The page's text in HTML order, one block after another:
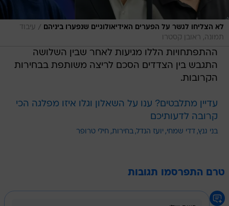
לא הצליחו לגשר על הפערים האידיאולוגיים שנפערו ביניהם / עיבוד
תמונה, ראובן קסטרו
ההתפתחויות הללו מגיעות לאחר שבין השלושה
התגבש בין הצדדים הסכם לריצה משותפת בבחירות
הקרובות.
עדיין מתלבטים? ענו על השאלון וגלו איזו מפלגה הכי
קרובה לדעותיכם
בני גנץ דדי שמחי יועז הנדל בחירות חילי טרופר
טרם התפרסמו תגובות